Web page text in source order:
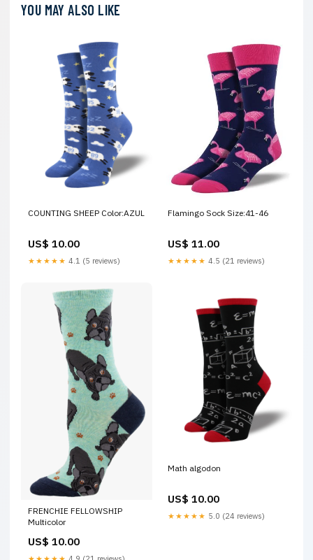
YOU MAY ALSO LIKE
COUNTING SHEEP Color:AZUL
US$ 10.00
★★★★★ 4.1 (5 reviews)
Flamingo Sock Size:41-46
US$ 11.00
★★★★★ 4.5 (21 reviews)
FRENCHIE FELLOWSHIP
Multicolor
US$ 10.00
Math algodon
US$ 10.00
★★★★★ 5.0 (24 reviews)